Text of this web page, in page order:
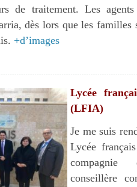
de traitement. Les
dès lors que les familles
+d’images
Lycée
(LFIA)
Je me suis
Lycée
conseillère